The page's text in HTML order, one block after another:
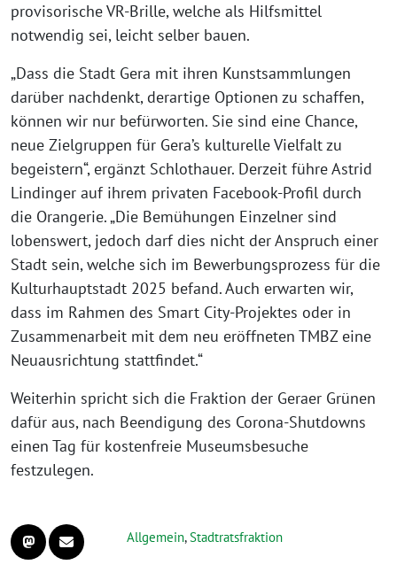
provisorische VR-Brille, welche als Hilfsmittel
notwendig sei, leicht selber bauen.
„Dass die Stadt Gera mit ihren Kunstsammlungen
darüber nachdenkt, derartige Optionen zu schaffen,
können wir nur befürworten. Sie sind eine Chance,
neue Zielgruppen für Gera’s kulturelle Vielfalt zu
begeistern“, ergänzt Schlothauer. Derzeit führe Astrid
Lindinger auf ihrem privaten Facebook-Profil durch
die Orangerie. „Die Bemühungen Einzelner sind
lobenswert, jedoch darf dies nicht der Anspruch einer
Stadt sein, welche sich im Bewerbungsprozess für die
Kulturhauptstadt 2025 befand. Auch erwarten wir,
dass im Rahmen des Smart City-Projektes oder in
Zusammenarbeit mit dem neu eröffneten TMBZ eine
Neuausrichtung stattfindet.“
Weiterhin spricht sich die Fraktion der Geraer Grünen
dafür aus, nach Beendigung des Corona-Shutdowns
einen Tag für kostenfreie Museumsbesuche
festzulegen.
Allgemein,Stadtratsfraktion